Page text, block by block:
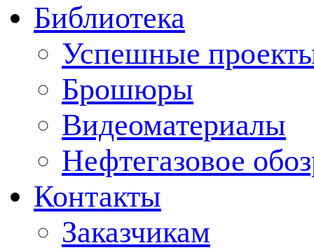
Библиотека
Успешные
Брошюры
Видеоматериалы
Нефтегазовое
Контакты
Заказчикам